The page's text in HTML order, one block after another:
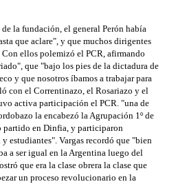
la fundación, el general Perón había
que aclare", y que muchos dirigentes
ellos polemizó el PCR, afirmando
que "bajo los pies de la dictadura de
y que nosotros íbamos a trabajar para
con el Correntinazo, el Rosariazo y el
activa participación el PCR. "una de
la encabezó la Agrupación 1º de
partido en Dinfia, y participaron
estudiantes". Vargas recordó que "bien
a ser igual en la Argentina luego del
que era la clase obrera la clase que
un proceso revolucionario en la